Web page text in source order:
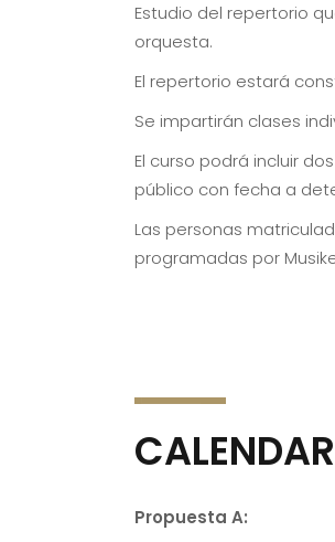
Estudio del repertorio
orquesta.
El repertorio estará
Se impartirán clases
El curso podrá incluir
público con fecha a
Las personas
programadas por
Propuesta A: